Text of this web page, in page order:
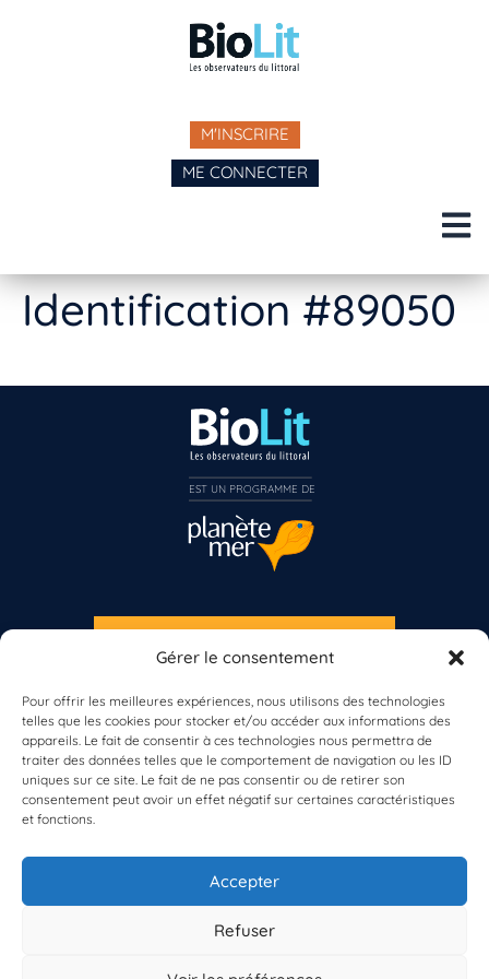
Gérer le consentement
Pour offrir les meilleures expériences, nous utilisons des technologies
telles que les cookies pour stocker et/ou accéder aux informations des
appareils. Le fait de consentir à ces technologies nous permettra de
traiter des données telles que le comportement de navigation ou les ID
uniques sur ce site. Le fait de ne pas consentir ou de retirer son
consentement peut avoir un effet négatif sur certaines caractéristiques
et fonctions.
Accepter
Refuser
M'INSCRIRE
ME CONNECTER
Identification #89050
À propos de BioLit
Vos données d'observation
Ressources
Résultats du programme
Contacts
S'INSCRIRE À LA NEWSLETTER
Vous n’êtes pas encore inscrit à Biolit ?
Inscrivez-vous dès maintenant